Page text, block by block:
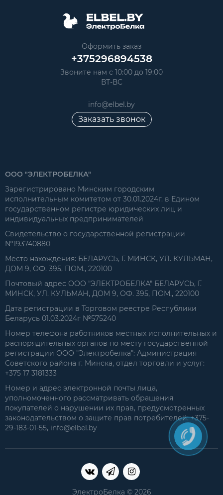
Оформить заказ
+375296894538
Звоните нам с 10:00 до 19:00
ВТ-ВС
info@elbel.by
Заказать звонок
ООО "ЭЛЕКТРОБЕЛКА"
Зарегистрировано Минским городским
исполнительным комитетом от 30.01.2024г. в Едином
государственном регистре юридических лиц и
индивидуальных предпринимателей
Свидетельство о государственной регистрации
№193740880
Место нахождения: БЕЛАРУСЬ, Г. МИНСК, УЛ. КУЛЬМАН,
ДОМ 9, ОФ. 395, ПОМ., 220100
Почтовый адрес ООО "ЭЛЕКТРОБЕЛКА" БЕЛАРУСЬ, Г.
МИНСК, УЛ. КУЛЬМАН, ДОМ 9, ОФ. 395, ПОМ., 220100
Дата регистрации в Торговом реестре Республики
Беларусь 01.03.2024г №575240
Номер телефона работников местных исполнительных и
распорядительных органов по месту государственной
регистрации ООО "Электробелка": Администрация
Советского района г. Минска, отдел торговли и услуг:
+375 17 3181333
Номер и адрес электронной почты лица,
уполномоченного рассматривать обращения
покупателей о нарушении их прав, предусмотренных
законодательством о защите прав потребителей: +375-
29-183-01-55, info@elbel.by
ЭлектроБелка © 2026